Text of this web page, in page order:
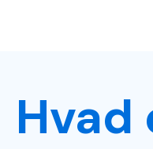
Hvad